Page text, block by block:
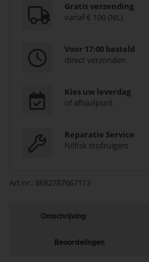
Gratis verzending
vanaf € 100 (NL)
Voor 17:00 besteld
direct verzonden
Kies uw leverdag
of afhaalpunt
Reparatie Service
Nilfisk stofzuigers
Art.nr. 8682787667113
Omschrijving
Beoordelingen